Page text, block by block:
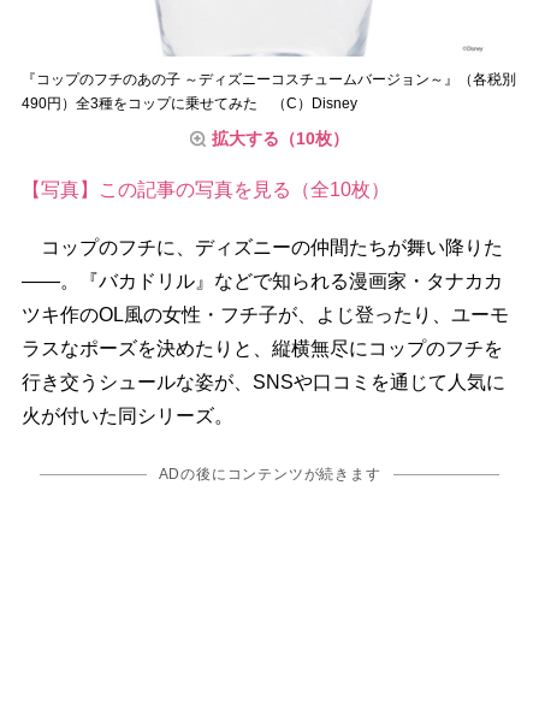
『コップのフチのあの子 ～ディズニーコスチュームバージョン～』（各税別
490円）全3種をコップに乗せてみた （C）Disney
拡大する（10枚）
【写真】この記事の写真を見る（全10枚）
コップのフチに、ディズニーの仲間たちが舞い降りた
――。『バカドリル』などで知られる漫画家・タナカカ
ツキ作のOL風の女性・フチ子が、よじ登ったり、ユーモ
ラスなポーズを決めたりと、縦横無尽にコップのフチを
行き交うシュールな姿が、SNSや口コミを通じて人気に
火が付いた同シリーズ。
ADの後にコンテンツが続きます